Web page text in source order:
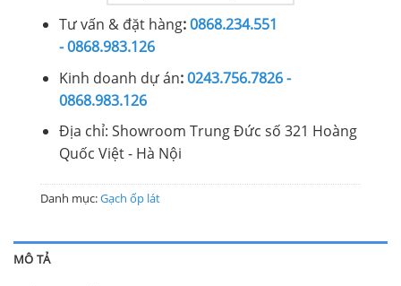
Tư vấn & đặt hàng:0868.234.551
- 0868.983.126
Kinh doanh dự án:0243.756.7826 -
0868.983.126
Địa chỉ: Showroom Trung Đức số 321 Hoàng
Quốc Việt - Hà Nội
Danh mục:Gạch ốp lát
MÔ TẢ